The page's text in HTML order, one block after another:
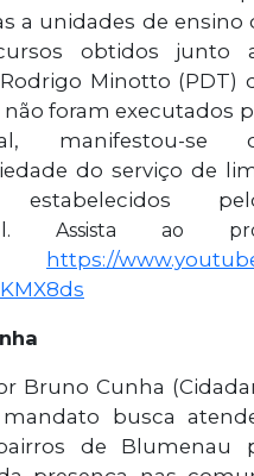
a unidades de ensino
obtidos junto
Minotto (PDT)
não foram executados
manifestou-se
do serviço de
estabelecidos
Assista ao
https://
Bruno Cunha
busca
de Blumenau